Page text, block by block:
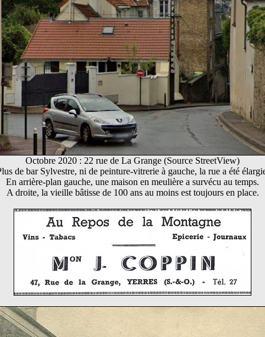
Octobre 2020 : 22 rue de La Grange (Source StreetView)
de bar Sylvestre, ni de peinture-vitrerie à gauche, la rue a été
En arrière-plan gauche, une maison en meulière a survécu au temps.
A droite, la vieille bâtisse de 100 ans au moins est toujours en place.